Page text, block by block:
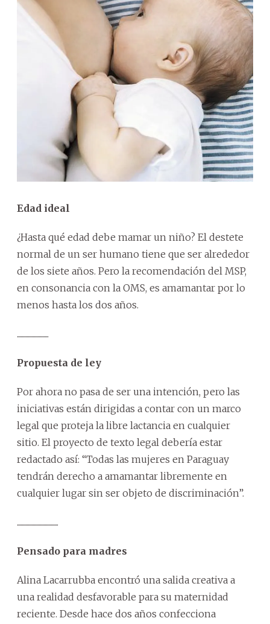
Edad ideal
¿Hasta qué edad debe mamar un niño? El destete
normal de un ser humano tiene que ser alrededor
de los siete años. Pero la recomendación del MSP,
en consonancia con la OMS, es amamantar por lo
menos hasta los dos años.
..........................
Propuesta de ley
Por ahora no pasa de ser una intención, pero las
iniciativas están dirigidas a contar con un marco
legal que proteja la libre lactancia en cualquier
sitio. El proyecto de texto legal debería estar
redactado así: “Todas las mujeres en Paraguay
tendrán derecho a amamantar libremente en
cualquier lugar sin ser objeto de discriminación”.
..................................
Pensado para madres
Alina Lacarrubba encontró una salida creativa a
una realidad desfavorable para su maternidad
reciente. Desde hace dos años confecciona